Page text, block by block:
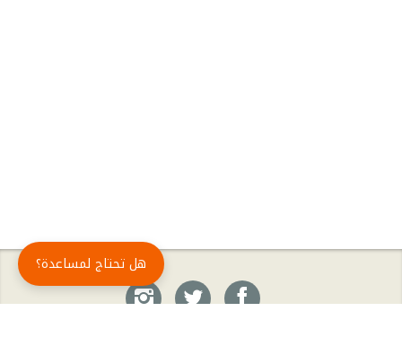
هل تحتاج لمساعدة؟